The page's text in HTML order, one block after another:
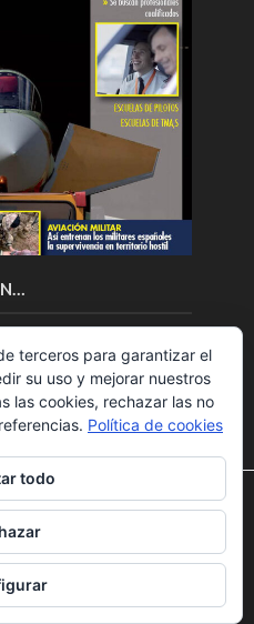
aerospacial
comercial
la mejor experiencia en
cookies utilizamos o
terceros para garantizar el
su uso y mejorar nuestros
las cookies, rechazar las no
Política de cookies
todo